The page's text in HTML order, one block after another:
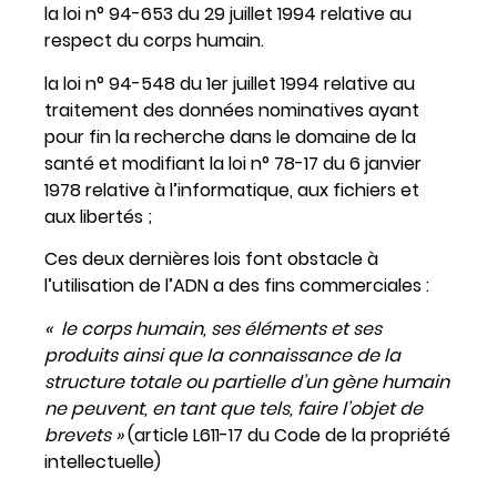
la loi n° 94-653 du 29 juillet 1994 relative au
respect du corps humain.
la loi n° 94-548 du 1er juillet 1994 relative au
traitement des données nominatives ayant
pour fin la recherche dans le domaine de la
santé et modifiant la loi n° 78-17 du 6 janvier
1978 relative à l’informatique, aux fichiers et
aux libertés ;
Ces deux dernières lois font obstacle à
l’utilisation de l’ADN a des fins commerciales :
« le corps humain, ses éléments et ses
produits ainsi que la connaissance de la
structure totale ou partielle d’un gène humain
ne peuvent, en tant que tels, faire l’objet de
brevets »(article L611-17 du Code de la propriété
intellectuelle)